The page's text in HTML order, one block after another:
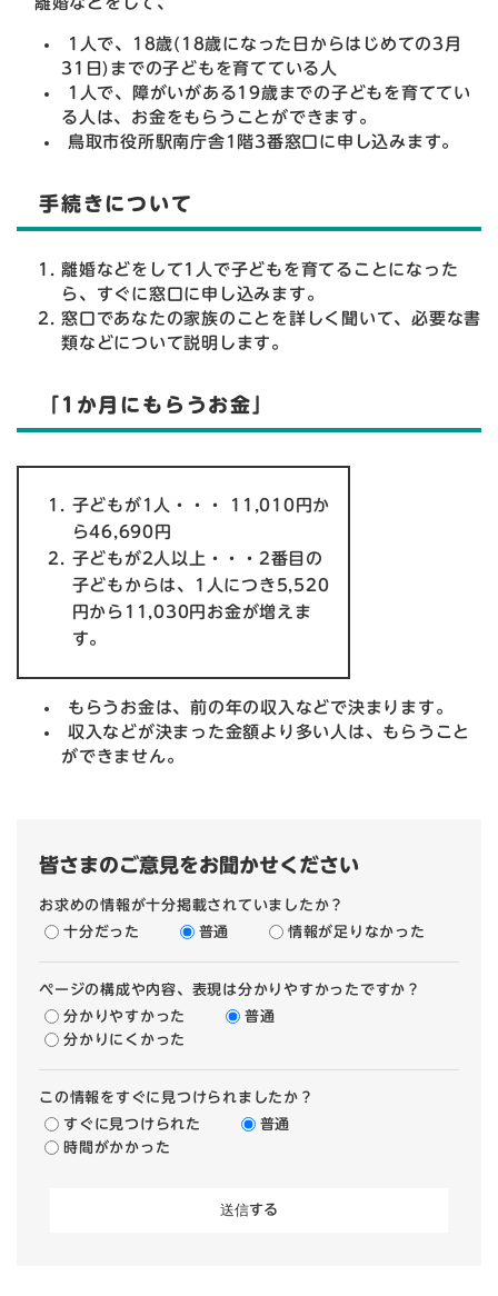
1人で、18歳(18歳になった日からはじめての3月
31日)までの子どもを育てている人
1人で、障がいがある19歳までの子どもを育ててい
る人は、お金をもらうことができます。
鳥取市役所駅南庁舎1階3番窓口に申し込みます。
手続きについて
離婚などをして1人で子どもを育てることになった
ら、すぐに窓口に申し込みます。
窓口であなたの家族のことを詳しく聞いて、必要な書
類などについて説明します。
「1か月にもらうお金」
子どもが1人・・・ 11,010円か
ら46,690円
子どもが2人以上・・・2番目の
子どもからは、1人につき5,520
円から11,030円お金が増えま
す。
もらうお金は、前の年の収入などで決まります。
収入などが決まった金額より多い人は、もらうこと
ができません。
皆さまのご意見をお聞かせください
お求めの情報が十分掲載されていましたか？
十分だった
普通 情報が足りなかった
ページの構成や内容、表現は分かりやすかったですか？
分かりやすかった
普通
分かりにくかった
この情報をすぐに見つけられましたか？
すぐに見つけられた
普通
時間がかかった